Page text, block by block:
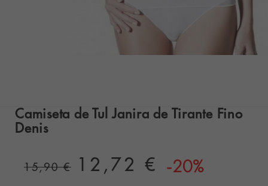
Camiseta de Tul Janira de Tirante Fino
Denis
15,90 € 12,72 € -20%